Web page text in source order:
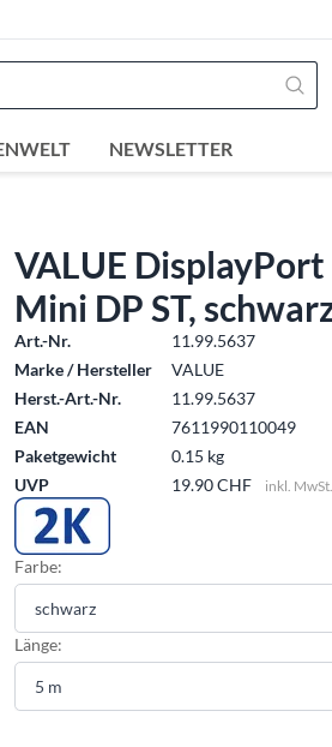
NEWSLETTER
VALUE DisplayPort
Mini DP ST,
Art.-Nr.
11.99.5637
Marke / Hersteller
VALUE
Herst.-Art.-Nr.
11.99.5637
EAN
7611990110049
Paketgewicht
0.15 kg
UVP
19.90 CHF inkl.
Farbe:
Länge: